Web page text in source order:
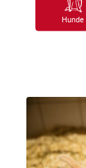
Hunde